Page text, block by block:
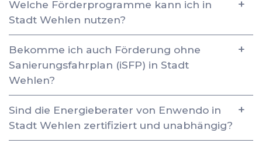
Welche Förderprogramme kann ich in
Stadt Wehlen nutzen?
Bekomme ich auch Förderung ohne
Sanierungsfahrplan (iSFP) in Stadt
Wehlen?
Sind die Energieberater von Enwendo in
Stadt Wehlen zertifiziert und unabhängig?